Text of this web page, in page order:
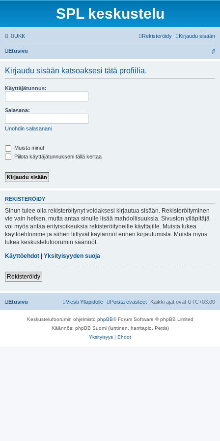
SPL keskustelu
UKK Kirjaudu sisään
Rekisteröidy
Etusivu
E
Kirjaudu sisään katsoaksesi tätä profiilia.
Käyttäjätunnus:
Salasana:
Unohdin salasanani
Muista minut
Piilota käyttäjätunnukseni tällä kertaa
REKISTERÖIDY
Sinun tulee olla rekisteröitynyt voidaksesi kirjautua sisään. Rekisteröityminen
vie vain hetken, mutta antaa sinulle lisää mahdollisuuksia. Sivuston ylläpitäjä
voi myös antaa erityisoikeuksia rekisteröityneille käyttäjille. Muista lukea
käyttöehtomme ja siihen liittyvät käytännöt ennen kirjautumista. Muista myös
lukea keskustelufoorumin säännöt.
Käyttöehdot | Yksityisyyden suoja
Rekisteröidy
Etusivu Kaikki ajat ovat UTC+03:00
Poista evästeet
Viesti Ylläpidolle
Keskustelufoorumin ohjelmisto phpBB® Forum Software © phpBB Limited
Käännös: phpBB Suomi (lurttinen, harritapio, Pettis)
Yksityisyys | Ehdot